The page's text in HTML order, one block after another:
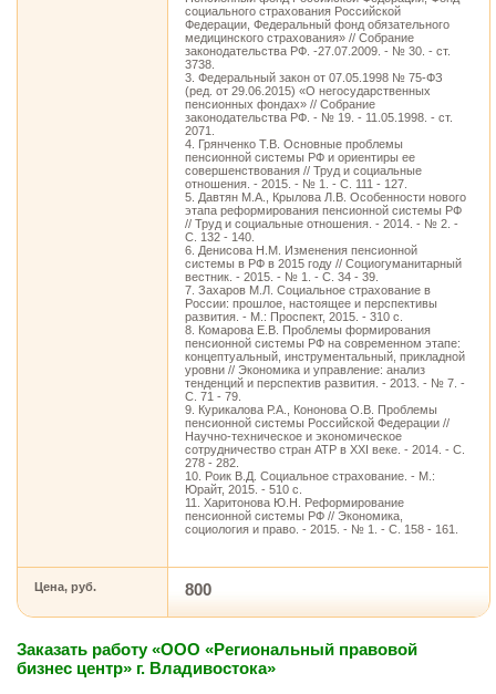
социального страхования Российской
Федерации, Федеральный фонд обязательного
медицинского страхования» // Собрание
законодательства РФ. -27.07.2009. - № 30. - ст.
3738.
3. Федеральный закон от 07.05.1998 № 75-ФЗ
(ред. от 29.06.2015) «О негосударственных
пенсионных фондах» // Собрание
законодательства РФ. - № 19. - 11.05.1998. - ст.
2071.
4. Грянченко Т.В. Основные проблемы
пенсионной системы РФ и ориентиры ее
совершенствования // Труд и социальные
отношения. - 2015. - № 1. - С. 111 - 127.
5. Давтян М.А., Крылова Л.В. Особенности нового
этапа реформирования пенсионной системы РФ
// Труд и социальные отношения. - 2014. - № 2. -
С. 132 - 140.
6. Денисова Н.М. Изменения пенсионной
системы в РФ в 2015 году // Социогуманитарный
вестник. - 2015. - № 1. - С. 34 - 39.
7. Захаров М.Л. Социальное страхование в
России: прошлое, настоящее и перспективы
развития. - М.: Проспект, 2015. - 310 с.
8. Комарова Е.В. Проблемы формирования
пенсионной системы РФ на современном этапе:
концептуальный, инструментальный, прикладной
уровни // Экономика и управление: анализ
тенденций и перспектив развития. - 2013. - № 7. -
С. 71 - 79.
9. Курикалова Р.А., Кононова О.В. Проблемы
пенсионной системы Российской Федерации //
Научно-техническое и экономическое
сотрудничество стран АТР в XXI веке. - 2014. - С.
278 - 282.
10. Роик В.Д. Социальное страхование. - М.:
Юрайт, 2015. - 510 с.
11. Харитонова Ю.Н. Реформирование
пенсионной системы РФ // Экономика,
социология и право. - 2015. - № 1. - С. 158 - 161.
Цена, руб. 800
Заказать работу «ООО «Региональный правовой
бизнес центр» г. Владивостока»